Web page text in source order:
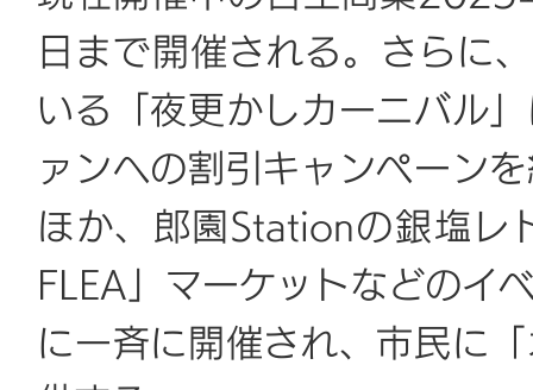
日まで開催される。さらに
いる「夜更かしカーニバル
ァンへの割引キャンペーン
ほか、郎園Stationの銀塩レ
FLEA」マーケットなどのイ
に一斉に開催され、市民に